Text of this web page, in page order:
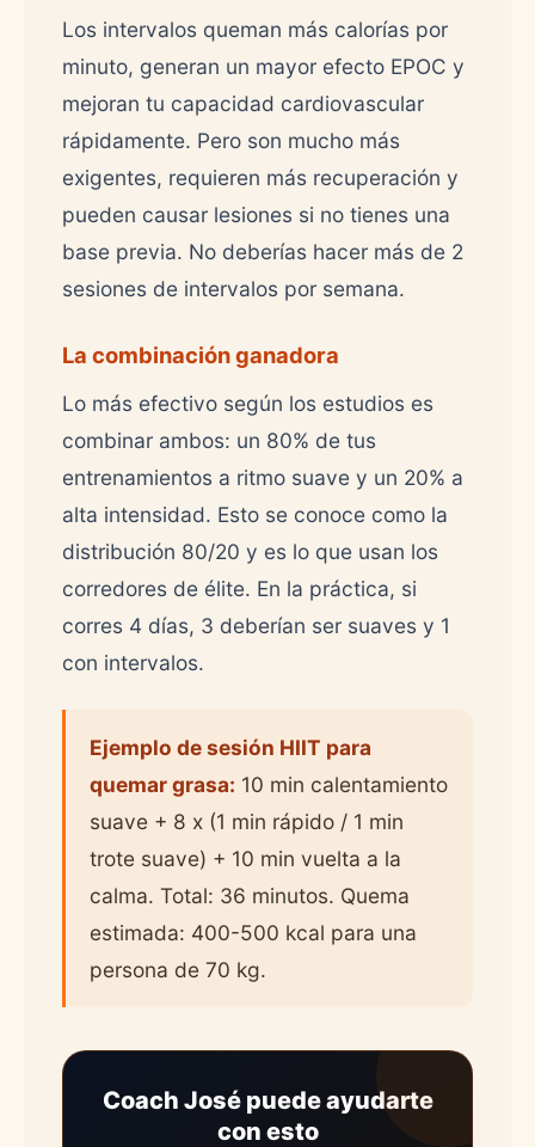
Los intervalos queman más calorías por
minuto, generan un mayor efecto EPOC y
mejoran tu capacidad cardiovascular
rápidamente. Pero son mucho más
exigentes, requieren más recuperación y
pueden causar lesiones si no tienes una
base previa. No deberías hacer más de 2
sesiones de intervalos por semana.
La combinación ganadora
Lo más efectivo según los estudios es
combinar ambos: un 80% de tus
entrenamientos a ritmo suave y un 20% a
alta intensidad. Esto se conoce como la
distribución 80/20 y es lo que usan los
corredores de élite. En la práctica, si
corres 4 días, 3 deberían ser suaves y 1
con intervalos.
Ejemplo de sesión HIIT para
quemar grasa: 10 min calentamiento
suave + 8 x (1 min rápido / 1 min
trote suave) + 10 min vuelta a la
calma. Total: 36 minutos. Quema
estimada: 400-500 kcal para una
persona de 70 kg.
Coach José puede ayudarte
con esto